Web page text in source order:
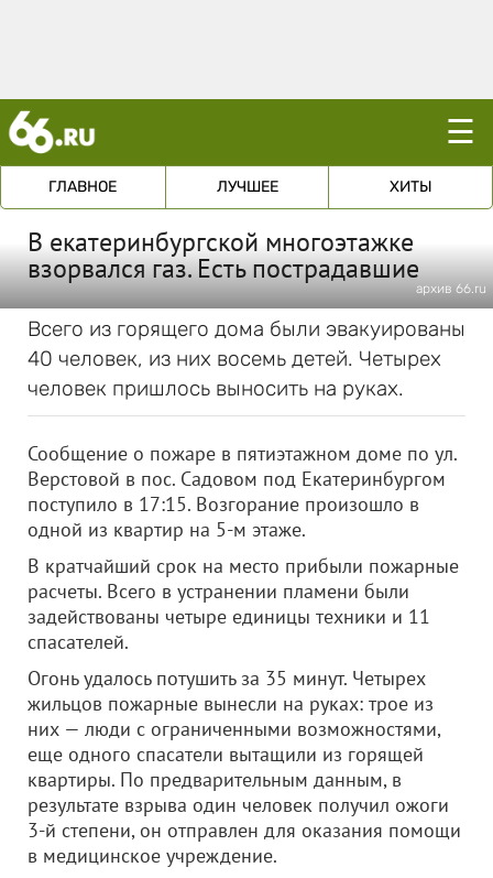
☰
ГЛАВНОЕ ЛУЧШЕЕ ХИТЫ
В екатеринбургской многоэтажке
взорвался газ. Есть пострадавшие
архив 66.ru
Всего из горящего дома были эвакуированы
40 человек, из них восемь детей. Четырех
человек пришлось выносить на руках.
Сообщение о пожаре в пятиэтажном доме по ул.
Верстовой в пос. Садовом под Екатеринбургом
поступило в 17:15. Возгорание произошло в
одной из квартир на 5-м этаже.
В кратчайший срок на место прибыли пожарные
расчеты. Всего в устранении пламени были
задействованы четыре единицы техники и 11
спасателей.
Огонь удалось потушить за 35 минут. Четырех
жильцов пожарные вынесли на руках: трое из
них — люди с ограниченными возможностями,
еще одного спасатели вытащили из горящей
квартиры. По предварительным данным, в
результате взрыва один человек получил ожоги
3-й степени, он отправлен для оказания помощи
в медицинское учреждение.